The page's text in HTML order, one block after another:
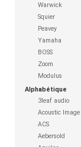
Warwick
Squier
Peavey
Yamaha
BOSS
Zoom
Modulus
Alphabétique
3leaf audio
Acoustic Image
ACS
Aebersold